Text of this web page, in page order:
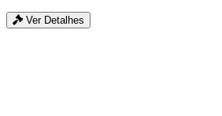
Ver Detalhes